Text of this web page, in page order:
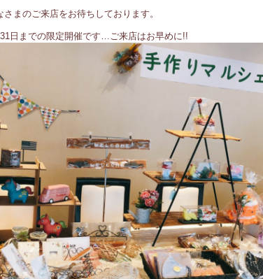
まのご来店をお待ちしております。
日までの限定開催です…ご来店はお早めに!!